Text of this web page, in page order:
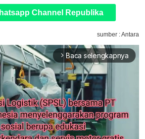
Channel Republika
sumber : Antara
arrow_forward_ios Baca selengkapnya